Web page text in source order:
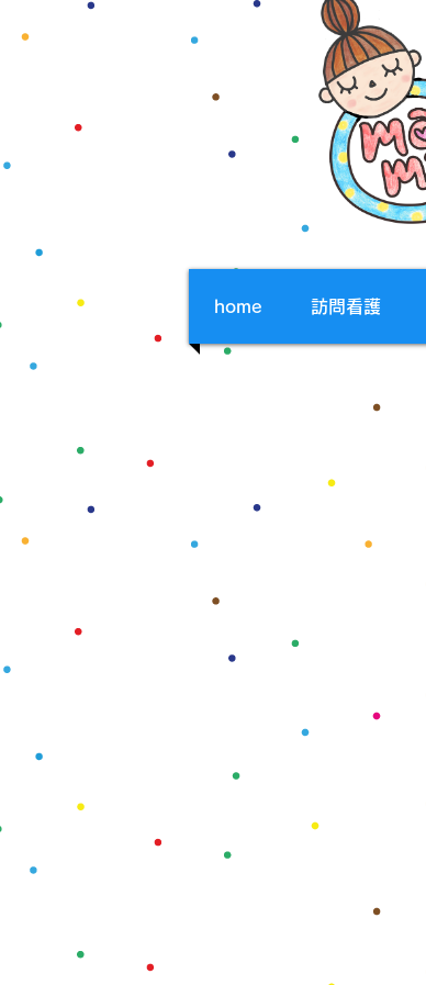
home 訪問看護